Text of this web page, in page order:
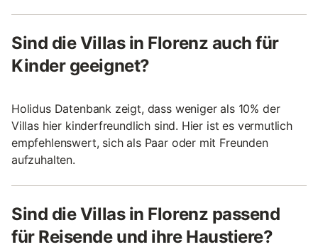
Sind die Villas in Florenz auch für
Kinder geeignet?
Holidus Datenbank zeigt, dass weniger als 10% der
Villas hier kinderfreundlich sind. Hier ist es vermutlich
empfehlenswert, sich als Paar oder mit Freunden
aufzuhalten.
Sind die Villas in Florenz passend
für Reisende und ihre Haustiere?